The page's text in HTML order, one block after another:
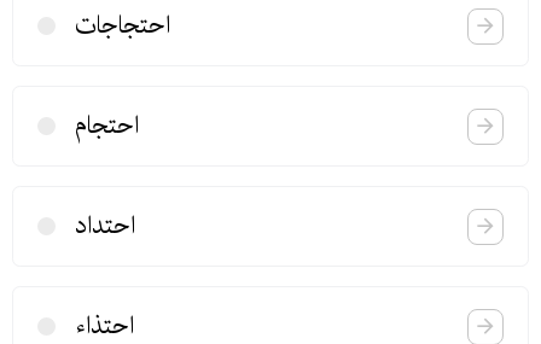
احتجاجات
احتجام
احتداد
احتذاء